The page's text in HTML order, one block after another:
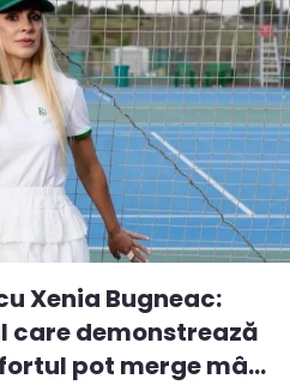
Xenia Bugneac:
care demonstrează
pot merge mâ...